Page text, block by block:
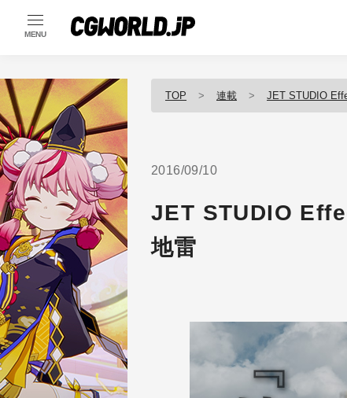
MENU
TOP 連載 JET STUDIO
2016/09/10
JET STUDIO
地雷